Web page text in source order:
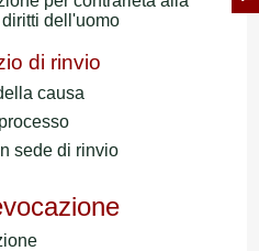
dell'uomo
di rinvio
causa
sede di rinvio